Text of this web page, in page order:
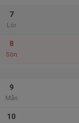
7
Lör
8
Sön
9
Mån
10